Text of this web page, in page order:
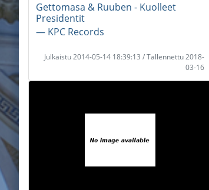
Gettomasa & Ruuben - Kuolleet
Presidentit
― KPC Records
Julkaistu 2014-05-14 18:39:13 / Tallennettu 2018-
03-16